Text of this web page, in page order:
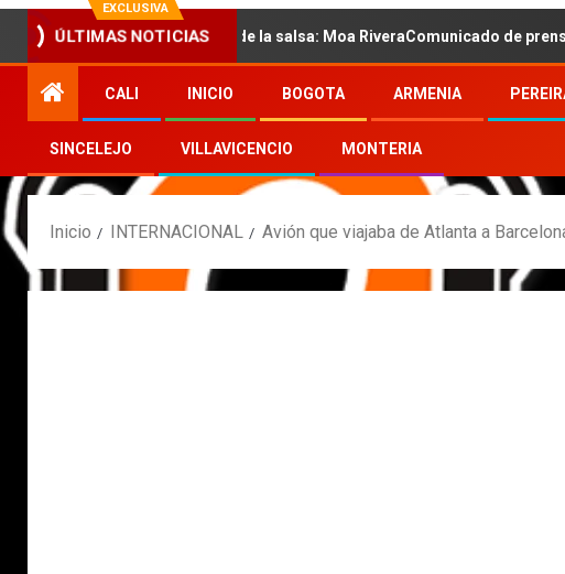
EXCLUSIVA
ÚLTIMAS NOTICIAS
nueva voz sensual de la salsa: Moa RiveraComunicado de prensa
CALI INICIO BOGOTA ARMENIA
SINCELEJO VILLAVICENCIO MONTERIA
Inicio INTERNACIONAL Avión que viajaba de Atlanta a